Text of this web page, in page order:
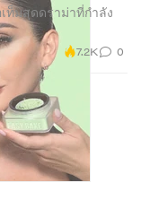
ท็มสุดดราม่าที่กำลัง
7.2K 0